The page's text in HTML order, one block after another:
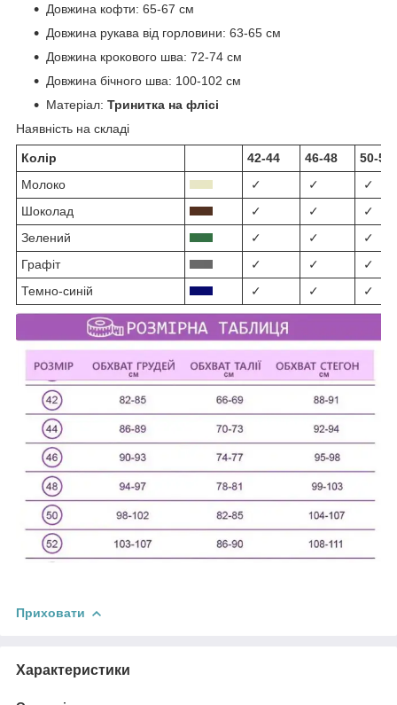
Довжина кофти: 65-67 см
Довжина рукава від горловини: 63-65 см
Довжина крокового шва: 72-74 см
Довжина бічного шва: 100-102 см
Матеріал: Тринитка на флісі
Наявність на складі
Колір 42-44 46-48
50-52
Молоко
✓ ✓
✓
Шоколад
✓ ✓
✓
Зелений
✓ ✓
✓
Графіт
✓ ✓
✓
Темно-синій
✓ ✓ ✓
Приховати
Характеристики